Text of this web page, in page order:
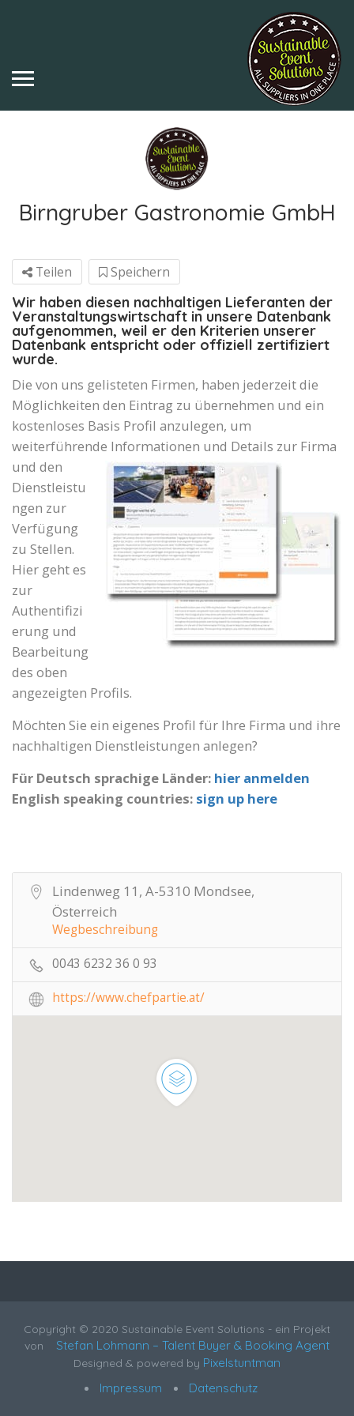
Birngruber Gastronomie GmbH
Teilen Speichern
Wir haben diesen nachhaltigen Lieferanten der
Veranstaltungswirtschaft in unsere Datenbank
aufgenommen, weil er den Kriterien unserer
Datenbank entspricht oder offiziell zertifiziert
wurde.
Die von uns gelisteten Firmen, haben jederzeit die
Möglichkeiten den Eintrag zu übernehmen und ein
kostenloses Basis Profil anzulegen, um
weiterführende Informationen und Details zur Firma
und den
Dienstleistu
ngen zur
Verfügung
zu Stellen.
Hier geht es
zur
Authentifizi
erung und
Bearbeitung
des oben
angezeigten Profils.
Möchten Sie ein eigenes Profil für Ihre Firma und ihre
nachhaltigen Dienstleistungen anlegen?
Für Deutsch sprachige Länder: hier anmelden
English speaking countries: sign up here
Lindenweg 11, A-5310 Mondsee,
Österreich
Wegbeschreibung
0043 6232 36 0 93
https://www.chefpartie.at/
Copyright © 2020 Sustainable Event Solutions - ein Projekt
von
Stefan Lohmann – Talent Buyer & Booking Agent
Designed & powered by Pixelstuntman
Impressum
Datenschutz